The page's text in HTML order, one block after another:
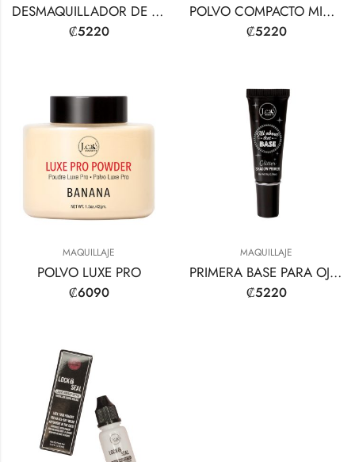
DESMAQUILLADOR DE OJOS Y LABIOS WATERPROOF
₡5220
POLVO COMPACTO MINERAL INTENSO
₡5220
MAQUILLAJE
POLVO LUXE PRO
₡6090
MAQUILLAJE
PRIMERA BASE PARA OJOS
₡5220